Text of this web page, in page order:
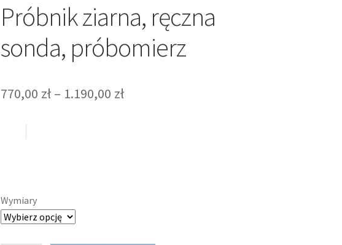
Próbnik ziarna, ręczna
sonda, próbomierz
770,00 zł – 1.190,00 złZakres
Wymiary